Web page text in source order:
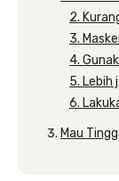
2.
3.
4.
5. Lebih
6.
Mau